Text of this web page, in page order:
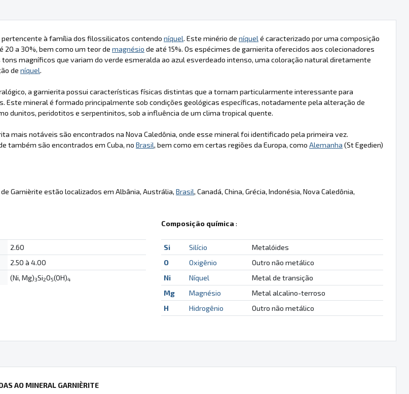
pertencente à família dos filossilicatos contendo níquel. Este minério de níquel é caracterizado por uma composição
20 a 30%, bem como um teor de magnésio de até 15%. Os espécimes de garnierita oferecidos aos colecionadores
magníficos que variam do verde esmeralda ao azul esverdeado intenso, uma coloração natural diretamente
de níquel.
a garnierita possui características físicas distintas que a tornam particularmente interessante para
Este mineral é formado principalmente sob condições geológicas específicas, notadamente pela alteração de
dunitos, peridotitos e serpentinitos, sob a influência de um clima tropical quente.
mais notáveis são encontrados na Nova Caledônia, onde esse mineral foi identificado pela primeira vez.
também são encontrados em Cuba, no Brasil, bem como em certas regiões da Europa, como Alemanha (St Egedien)
Garnièrite estão localizados em Albânia, Austrália, Brasil, Canadá, China, Grécia, Indonésia, Nova Caledônia,
2.60
2.50 à 4.00
(Ni, Mg)3Si2O5(OH)4
Composição química :
Si Silício
Metalóides
O
Oxigênio
Outro não metálico
Ni
Níquel
Metal de transição
Mg
Magnésio
Metal alcalino-terroso
H
Hidrogênio Outro não metálico
AO MINERAL GARNIÈRITE